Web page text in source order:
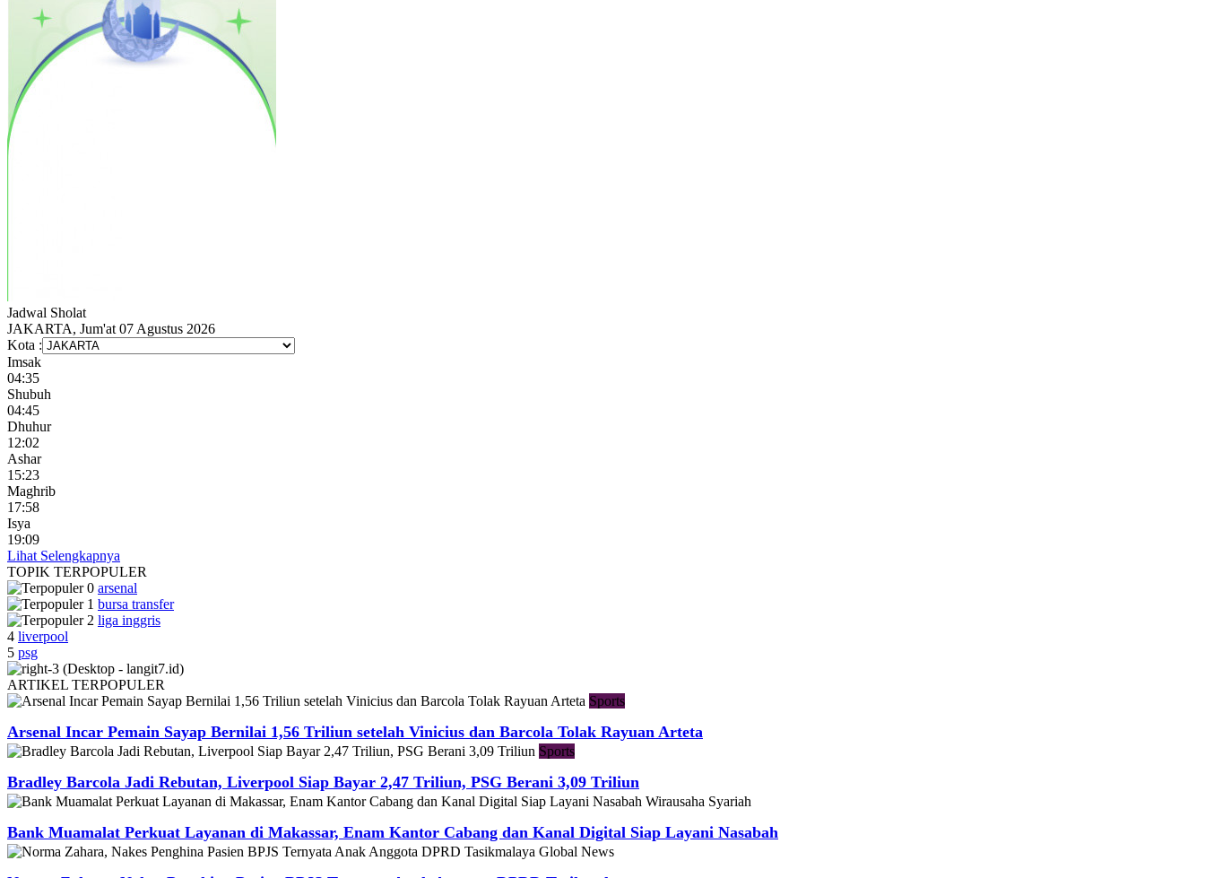
Jadwal Sholat
JAKARTA, Jum'at 07 Agustus 2026
Kota :
Imsak
04:35
Shubuh
04:45
Dhuhur
12:02
Ashar
15:23
Maghrib
17:58
Isya
19:09
Lihat Selengkapnya
TOPIK TERPOPULER
arsenal
bursa transfer
liga inggris
4 liverpool
5 psg
ARTIKEL TERPOPULER
Sports
Arsenal Incar Pemain Sayap Bernilai 1,56 Triliun setelah Vinicius dan Barcola Tolak Rayuan Arteta
Sports
Bradley Barcola Jadi Rebutan, Liverpool Siap Bayar 2,47 Triliun, PSG Berani 3,09 Triliun
Wirausaha Syariah
Bank Muamalat Perkuat Layanan di Makassar, Enam Kantor Cabang dan Kanal Digital Siap Layani Nasabah
Global News